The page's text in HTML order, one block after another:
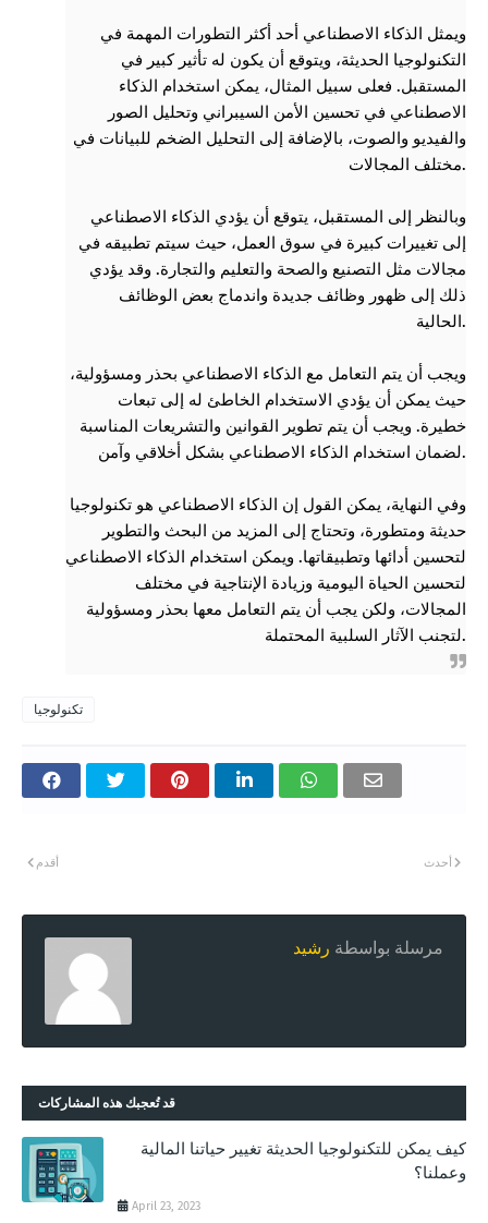
ويمثل الذكاء الاصطناعي أحد أكثر التطورات المهمة في
التكنولوجيا الحديثة، ويتوقع أن يكون له تأثير كبير في
المستقبل. فعلى سبيل المثال، يمكن استخدام الذكاء
الاصطناعي في تحسين الأمن السيبراني وتحليل الصور
والفيديو والصوت، بالإضافة إلى التحليل الضخم للبيانات في
مختلف المجالات.
وبالنظر إلى المستقبل، يتوقع أن يؤدي الذكاء الاصطناعي
إلى تغييرات كبيرة في سوق العمل، حيث سيتم تطبيقه في
مجالات مثل التصنيع والصحة والتعليم والتجارة. وقد يؤدي
ذلك إلى ظهور وظائف جديدة واندماج بعض الوظائف
الحالية.
ويجب أن يتم التعامل مع الذكاء الاصطناعي بحذر ومسؤولية،
حيث يمكن أن يؤدي الاستخدام الخاطئ له إلى تبعات
خطيرة. ويجب أن يتم تطوير القوانين والتشريعات المناسبة
لضمان استخدام الذكاء الاصطناعي بشكل أخلاقي وآمن.
وفي النهاية، يمكن القول إن الذكاء الاصطناعي هو تكنولوجيا
حديثة ومتطورة، وتحتاج إلى المزيد من البحث والتطوير
لتحسين أدائها وتطبيقاتها. ويمكن استخدام الذكاء الاصطناعي
لتحسين الحياة اليومية وزيادة الإنتاجية في مختلف
المجالات، ولكن يجب أن يتم التعامل معها بحذر ومسؤولية
لتجنب الآثار السلبية المحتملة.
تكنولوجيا
أحدث أقدم
مرسلة بواسطة رشيد
قد تُعجبك هذه المشاركات
كيف يمكن للتكنولوجيا الحديثة تغيير حياتنا المالية
وعملنا؟
April 23, 2023